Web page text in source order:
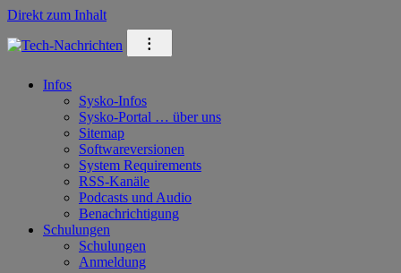
Direkt zum Inhalt
⁝
Infos
Sysko-Infos
Sysko-Portal … über uns
Sitemap
Softwareversionen
System Requirements
RSS-Kanäle
Podcasts und Audio
Benachrichtigung
Schulungen
Schulungen
Anmeldung